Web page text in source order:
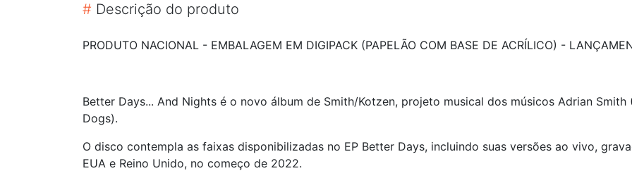
# Descrição do produto
PRODUTO NACIONAL - EMBALAGEM EM DIGIPACK (PAPELÃO COM BASE DE ACRÍLICO) -
Better Days... And Nights é o novo álbum de Smith/Kotzen, projeto musical dos músicos Adrian
Dogs).
O disco contempla as faixas disponibilizadas no EP Better Days, incluindo suas versões ao vivo,
EUA e Reino Unido, no começo de 2022.